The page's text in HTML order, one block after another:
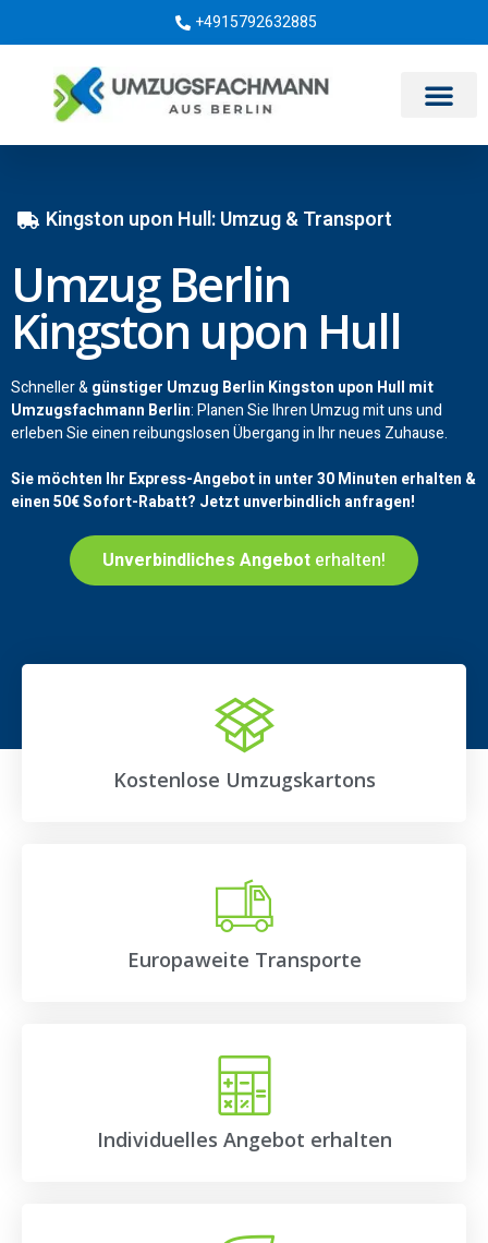
+4915792632885
Kingston upon Hull: Umzug & Transport
Umzug Berlin
Kingston upon Hull
Schneller &günstiger Umzug Berlin Kingston upon Hull mit
Umzugsfachmann Berlin: Planen Sie Ihren Umzug mit uns und
erleben Sie einen reibungslosen Übergang in Ihr neues Zuhause.
Sie möchten Ihr Express-Angebot in unter 30 Minuten erhalten &
einen50€Sofort-Rabatt? Jetzt unverbindlich anfragen!
Unverbindliches Angebot erhalten!
Kostenlose Umzugskartons
Europaweite Transporte
Individuelles Angebot erhalten